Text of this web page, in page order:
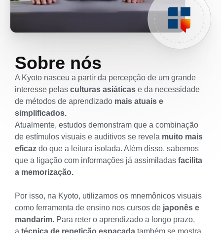
Sobre nós
A Kyoto nasceu a partir da percepção de um grande
interesse pelas culturas asiáticas e da necessidade
de métodos de aprendizado mais atuais e
simplificados.
Atualmente, estudos demonstram que a combinação
de estímulos visuais e auditivos se revela muito mais
eficaz do que a leitura isolada. Além disso, sabemos
que a ligação com informações já assimiladas facilita
a memorização.
Por isso, na Kyoto, utilizamos os mnemônicos visuais
como ferramenta de ensino nos cursos de japonês e
mandarim. Para reter o aprendizado a longo prazo,
a técnica de repetição espaçada também se mostra